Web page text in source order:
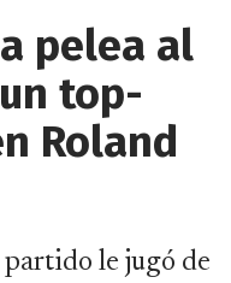
pelea al
top-
Roland
le jugó de